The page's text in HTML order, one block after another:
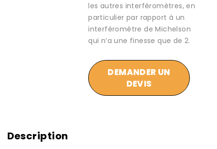
les autres interféromètres, en
particulier par rapport à un
interféromètre de Michelson
qui n’a une finesse que de 2.
DEMANDER UN
DEVIS
Description